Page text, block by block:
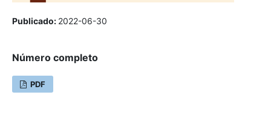
Publicado: 2022-06-30
Número completo
PDF